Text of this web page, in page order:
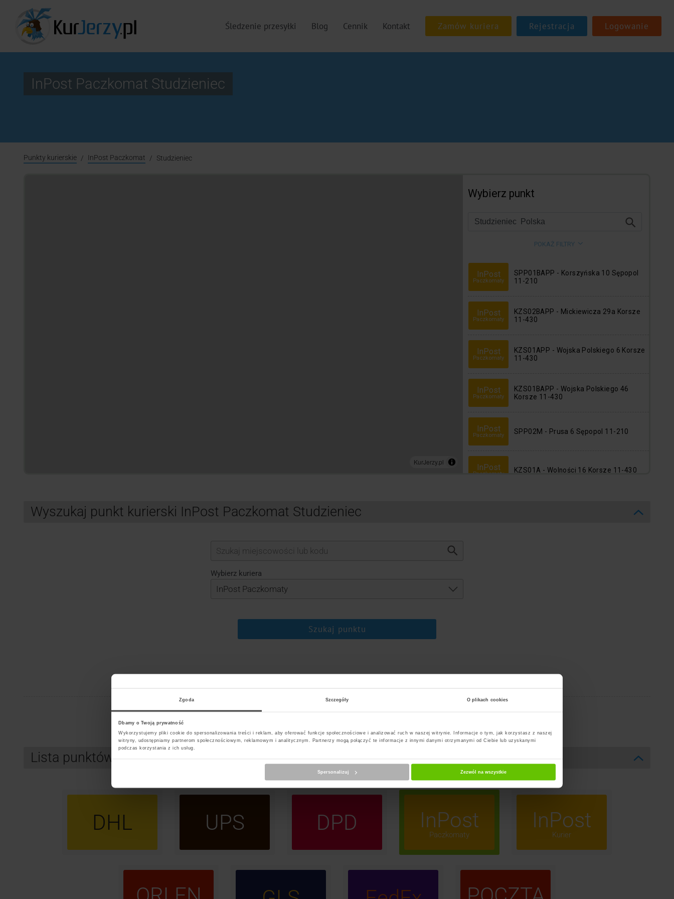
Zgoda Szczegóły O plikach cookies
Dbamy o Twoją prywatność
Wykorzystujemy pliki cookie do spersonalizowania treści i reklam, aby oferować funkcje społecznościowe i analizować ruch w naszej witrynie. Informacje o tym, jak korzystasz z naszej
witryny, udostępniamy partnerom społecznościowym, reklamowym i analitycznym. Partnerzy mogą połączyć te informacje z innymi danymi otrzymanymi od Ciebie lub uzyskanymi
podczas korzystania z ich usług.
Spersonalizuj Zezwól na wszystkie
Śledzenie przesyłki Blog Cennik Kontakt Rejestracja Logowanie
InPost Paczkomat Studzieniec
Punkty kurierskie InPost Paczkomat Studzieniec
Wyszukaj punkt kurierski InPost Paczkomat Studzieniec
Wybierz kuriera
Szukaj punktu
Lista punktów kurierskich InPost Paczkomat Studzieniec
DHL UPS DPD InPost
Paczkomaty
InPost
Kurier